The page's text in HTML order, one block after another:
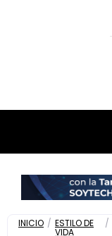
INICIO / ESTILO DE
VIDA
/